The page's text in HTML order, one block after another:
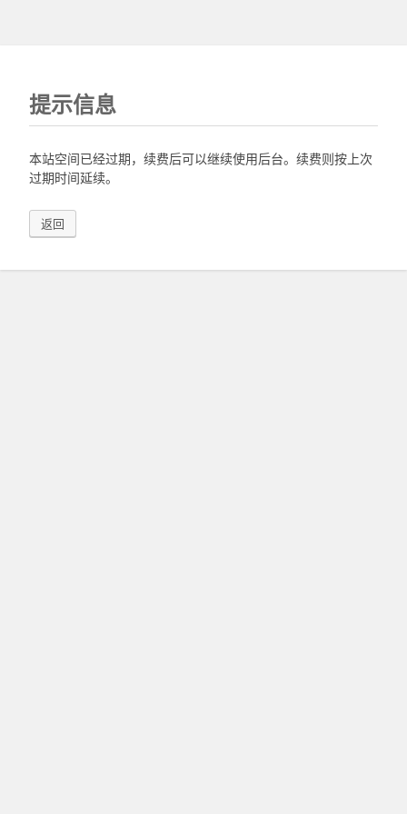
提示信息
本站空间已经过期，续费后可以继续使用后台。续费则按上次
过期时间延续。
返回